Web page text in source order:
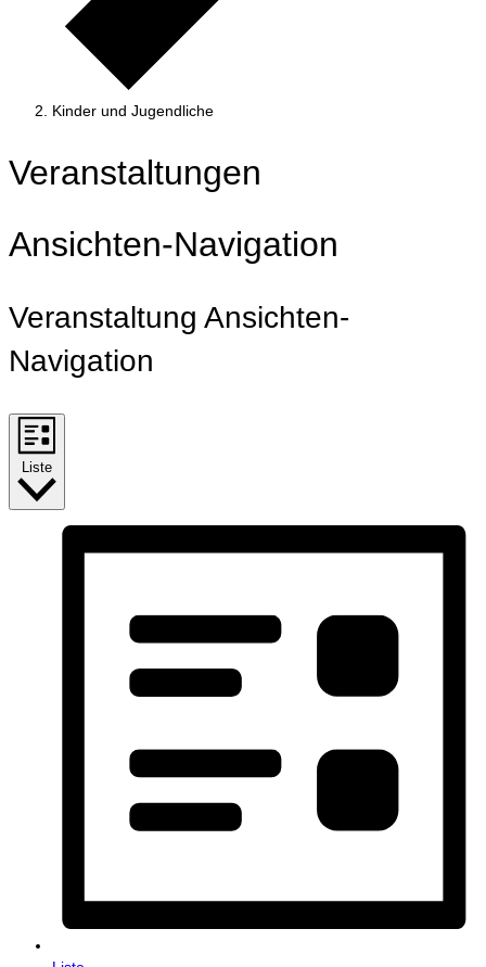
Kinder und Jugendliche
Veranstaltungen
Ansichten-Navigation
Veranstaltung Ansichten-
Navigation
Liste